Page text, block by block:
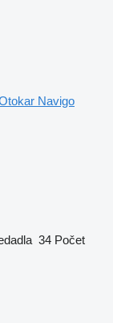
Navigo
34 Počet